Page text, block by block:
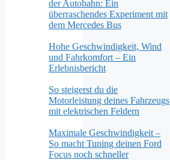
der Autobahn: Ein
überraschendes Experiment mit
dem Mercedes Bus
Hohe Geschwindigkeit, Wind
und Fahrkomfort – Ein
Erlebnisbericht
So steigerst du die
Motorleistung deines Fahrzeugs
mit elektrischen Feldern
Maximale Geschwindigkeit –
So macht Tuning deinen Ford
Focus noch schneller